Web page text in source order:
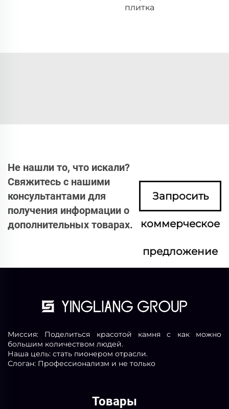
плитка
Не нашли то, что искали?
Свяжитесь с нашими
консультантами для
получения информации о
дополнительных товарах.
Запросить
коммерческое
предложение
Миссия: Поделиться красотой камня с как можно
большим количеством людей.
Наша цель: стать пионером отрасли.
Слоган: Профессионализм и не только
Товары